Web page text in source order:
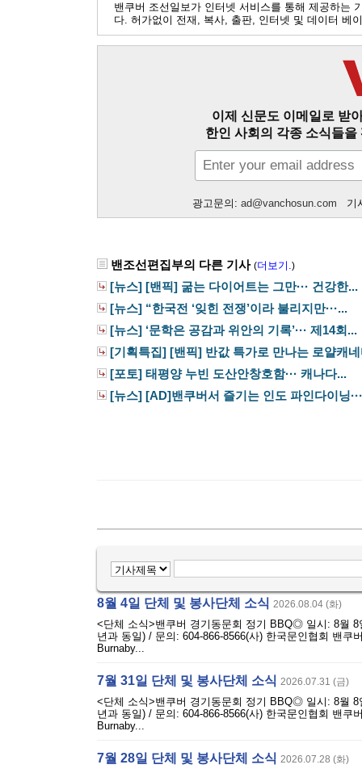
밴쿠버 조선일보가 인터넷 서비스를 통해 제공하는
다. 허가없이 전재, 복사, 출판, 인터넷 및 데이터 베
이제 신문도 이메일로 받
한인 사회의 각종 소식들
광고문의: ad@vanchosun.com 기
밴조선편집부의 다른 기사 (더보기.)
[뉴스] [밴픽] 굶는 다이어트는 그만··· 건강한...
[뉴스] “한국전 ‘잊힌 전쟁’이라 불리지만···...
[뉴스] ‘문학은 공감과 위안의 기록’··· 제14회...
[기획특집] [밴픽] 반값 특가로 만나는 로얄캐
[포토] 태평양 누빈 도산안창호함··· 캐나다...
[뉴스] [AD]밴쿠버서 즐기는 인도 파인다이닝
8월 4일 단체 및 봉사단체 소식 2026.08.04 (화)
<단체 소식>밴쿠버 경기동문회 정기 BBQ◎ 일시: 8월
년과 동일) / 문의: 604-866-8566(사) 한국문인협회 밴
Burnaby...
7월 31일 단체 및 봉사단체 소식 2026.07.31 (금)
<단체 소식>밴쿠버 경기동문회 정기 BBQ◎ 일시: 8월
년과 동일) / 문의: 604-866-8566(사) 한국문인협회 밴
Burnaby...
7월 28일 단체 및 봉사단체 소식 2026.07.28 (화)